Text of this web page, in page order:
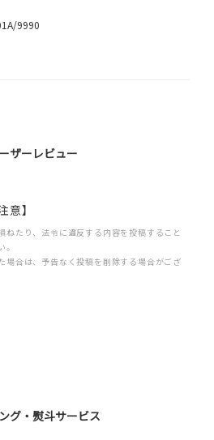
9990
ザーレビュー
意】
ねたり、法令に違反する内容を投稿すること
場合は、予告なく投稿を削除する場合がござ
グ・熨斗サービス